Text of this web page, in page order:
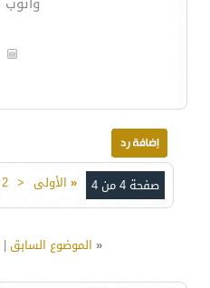
صفحة 4 من 4 « الأولى <
2
« الموضوع السابق|